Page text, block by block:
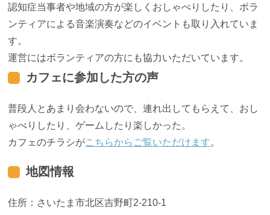
認知症当事者や地域の方が楽しくおしゃべりしたり、ボラ
ンティアによる音楽演奏などのイベントも取り入れていま
す。
運営にはボランティアの方にも協力いただいています。
カフェに参加した方の声
普段人とあまり会わないので、連れ出してもらえて、おし
ゃべりしたり、ゲームしたり楽しかった。
カフェのチラシがこちらからご覧いただけます。
地図情報
住所：さいたま市北区吉野町2-210-1